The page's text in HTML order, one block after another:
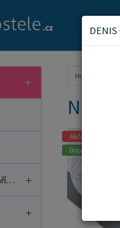
Vybavení ubytovacích zařízení
Home
Akční zboží
Doporučujeme
DENIS